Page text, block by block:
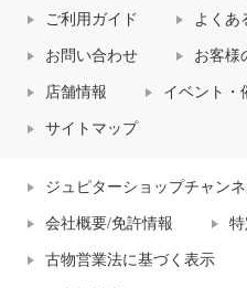
ご利用ガイド よくあ
お問い合わせ お客様
店舗情報 イベント・
サイトマップ
ジュピターショップチャン
会社概要/免許情報
古物営業法に基づく表示